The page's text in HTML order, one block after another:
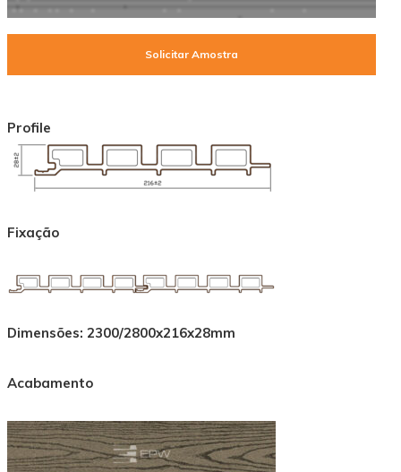
Solicitar Amostra
Profile
Fixação
Dimensões: 2300/2800x216x28mm
Acabamento